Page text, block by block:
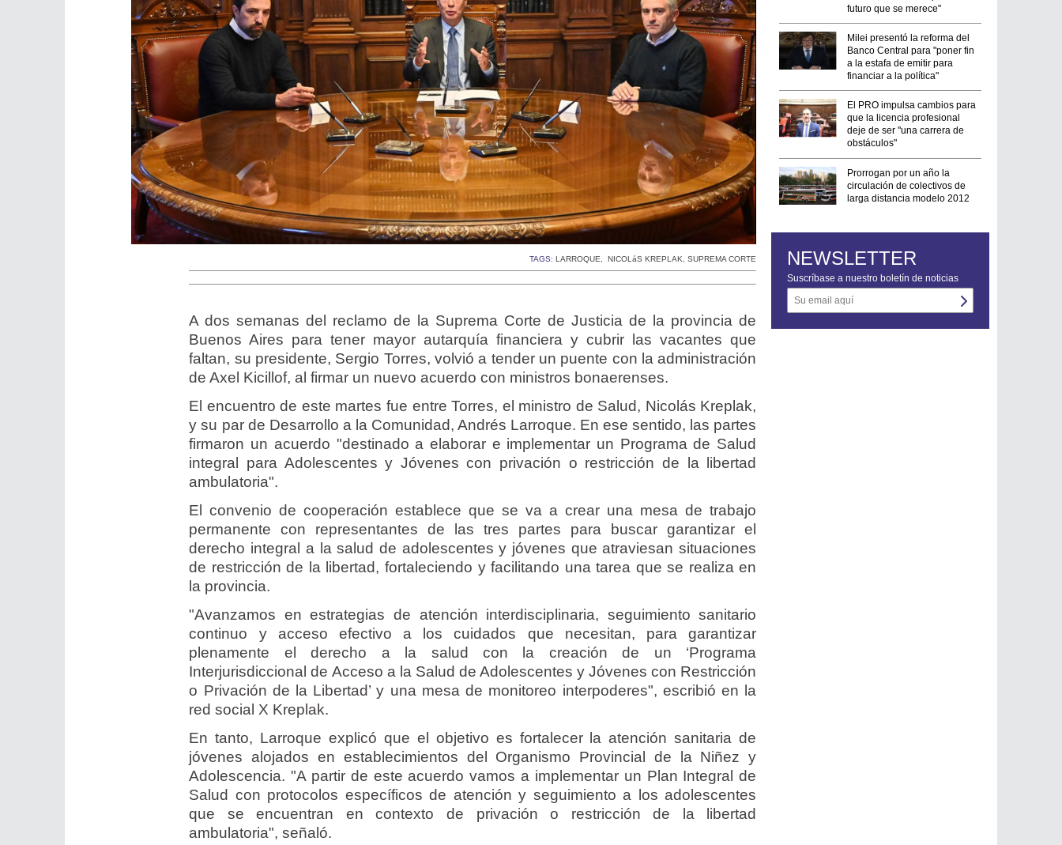
TAGS:LARROQUE NICOLáS KREPLAK ,SUPREMA CORTE
A dos semanas del reclamo de la Suprema Corte de Justicia de la provincia de
Buenos Aires para tener mayor autarquía financiera y cubrir las vacantes que
faltan, su presidente, Sergio Torres, volvió a tender un puente con la administración
de Axel Kicillof, al firmar un nuevo acuerdo con ministros bonaerenses.
El encuentro de este martes fue entre Torres, el ministro de Salud, Nicolás Kreplak,
y su par de Desarrollo a la Comunidad, Andrés Larroque. En ese sentido, las partes
firmaron un acuerdo "destinado a elaborar e implementar un Programa de Salud
integral para Adolescentes y Jóvenes con privación o restricción de la libertad
ambulatoria".
El convenio de cooperación establece que se va a crear una mesa de trabajo
permanente con representantes de las tres partes para buscar garantizar el
derecho integral a la salud de adolescentes y jóvenes que atraviesan situaciones
de restricción de la libertad, fortaleciendo y facilitando una tarea que se realiza en
la provincia.
"Avanzamos en estrategias de atención interdisciplinaria, seguimiento sanitario
continuo y acceso efectivo a los cuidados que necesitan, para garantizar
plenamente el derecho a la salud con la creación de un ‘Programa
Interjurisdiccional de Acceso a la Salud de Adolescentes y Jóvenes con Restricción
o Privación de la Libertad’ y una mesa de monitoreo interpoderes", escribió en la
red social X Kreplak.
En tanto, Larroque explicó que el objetivo es fortalecer la atención sanitaria de
jóvenes alojados en establecimientos del Organismo Provincial de la Niñez y
Adolescencia. "A partir de este acuerdo vamos a implementar un Plan Integral de
Salud con protocolos específicos de atención y seguimiento a los adolescentes
que se encuentran en contexto de privación o restricción de la libertad
ambulatoria", señaló.
futuro que se merece"
Milei presentó la reforma del
Banco Central para "poner fin
a la estafa de emitir para
financiar a la política"
El PRO impulsa cambios para
que la licencia profesional
deje de ser "una carrera de
obstáculos"
Prorrogan por un año la
circulación de colectivos de
larga distancia modelo 2012
NEWSLETTER
Suscríbase a nuestro boletín de noticias